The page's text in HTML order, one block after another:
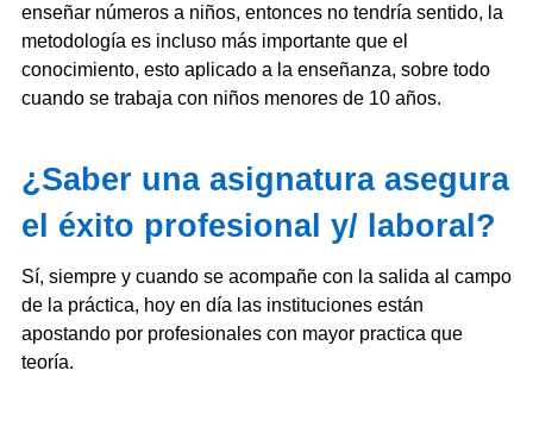
enseñar números a niños, entonces no tendría sentido, la
metodología es incluso más importante que el
conocimiento, esto aplicado a la enseñanza, sobre todo
cuando se trabaja con niños menores de 10 años.
¿Saber una asignatura asegura
el éxito profesional y/ laboral?
Sí, siempre y cuando se acompañe con la salida al campo
de la práctica, hoy en día las instituciones están
apostando por profesionales con mayor practica que
teoría.